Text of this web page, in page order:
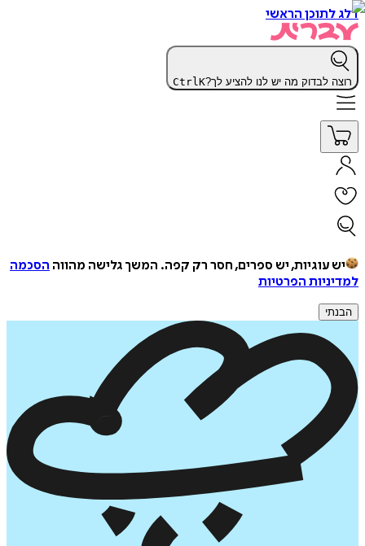
דלג לתוכן הראשי
רוצה לבדוק מה יש לנו להציע לך? CtrlK
יש עוגיות, יש ספרים, חסר רק קפה. המשך גלישה מהווה הסכמה
למדיניות הפרטיות
הבנתי